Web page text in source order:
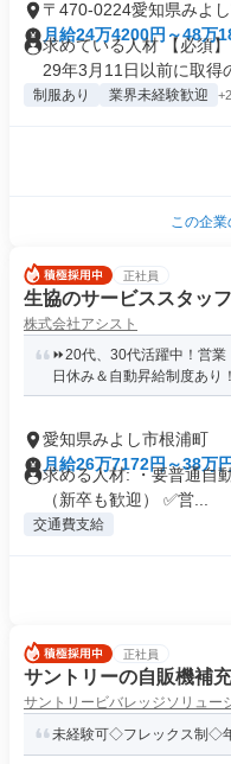
〒470-0224愛知県みよ
月給24万4200円～48万
求めている人材 【必須
29年3月11日以前に取得
制服あり 業界未経験歓迎
この企
正社員
生協のサービススタッフ
株式会社アシスト
⏩️20代、30代活躍中！営
日休み＆自動昇給制度あり！
愛知県みよし市根浦町
月給26万7172円～38万円
求める人材: ・要普通自
（新卒も歓迎） ✅️営...
交通費支給
正社員
サントリーの自販機補
サントリービバレッジソリュー
未経験可◇フレックス制◇